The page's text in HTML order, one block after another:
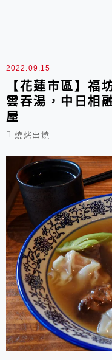
2022.09.15
【花蓮市區】福
雲吞湯，中日相
屋
燒烤串燒